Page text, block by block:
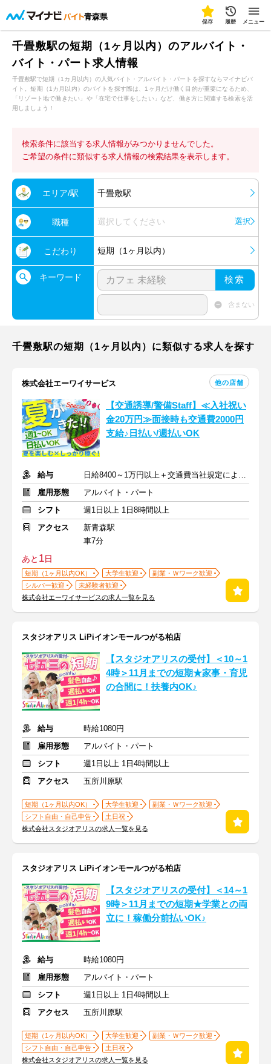
青森県
保存 履歴 メニュー
千畳敷駅の短期（1ヶ月以内）のアルバイト・
バイト・パート求人情報
千畳敷駅で短期（1カ月以内）の人気バイト・アルバイト・パートを探すならマイナビバ
イト。短期（1カ月以内）のバイトを探す際は、1ヶ月だけ働く目的が重要になるため、
「リゾート地で働きたい」や「在宅で仕事をしたい」など、働き方に関連する検索を活
用しましょう！
検索条件に該当する求人情報がみつかりませんでした。
ご希望の条件に類似する求人情報の検索結果を表示します。
エリア/駅 千畳敷駅
職種 選択してください 選択
こだわり 短期（1ヶ月以内）
キーワード 検索
含まない
千畳敷駅の短期（1ヶ月以内）に類似する求人を探す
株式会社エーワイサービス 他の店舗
【交通誘導/警備Staff】≪入社祝い
金20万円≫面接時も交通費2000円
支給♪日払い/週払いOK
給与
日給8400～1万円以上＋交通費当社規定により支給
雇用形態
アルバイト・パート
シフト
週1日以上 1日8時間以上
アクセス
新青森駅
車7分
あと 1日
短期（1ヶ月以内OK） 大学生歓迎
副業・Ｗワーク歓迎
シルバー歓迎
未経験者歓迎
株式会社エーワイサービスの求人一覧を見る
スタジオアリス LiPiイオンモールつがる柏店
【スタジオアリスの受付】＜10～1
4時＞11月までの短期★家事・育児
の合間に！扶養内OK♪
給与
時給1080円
雇用形態
アルバイト・パート
シフト
週1日以上 1日4時間以上
アクセス
五所川原駅
短期（1ヶ月以内OK） 大学生歓迎
副業・Ｗワーク歓迎
シフト自由・自己申告
土日祝
株式会社スタジオアリスの求人一覧を見る
スタジオアリス LiPiイオンモールつがる柏店
【スタジオアリスの受付】＜14～1
9時＞11月までの短期★学業との両
立に！稼働分前払いOK♪
給与
時給1080円
雇用形態
アルバイト・パート
シフト
週1日以上 1日4時間以上
アクセス
五所川原駅
短期（1ヶ月以内OK） 大学生歓迎
副業・Ｗワーク歓迎
シフト自由・自己申告
土日祝
株式会社スタジオアリスの求人一覧を見る